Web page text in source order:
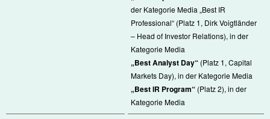
der Kategorie Media „Best IR
Professional“ (Platz 1, Dirk Voigtländer
– Head of Investor Relations), in der
Kategorie Media
„Best Analyst Day“ (Platz 1, Capital
Markets Day), in der Kategorie Media
„Best IR Program“ (Platz 2), in der
Kategorie Media